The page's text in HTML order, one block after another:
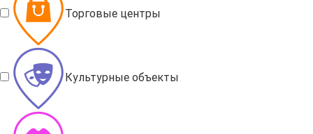
Торговые центры
Культурные объекты